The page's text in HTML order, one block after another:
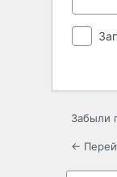
Забыли
←